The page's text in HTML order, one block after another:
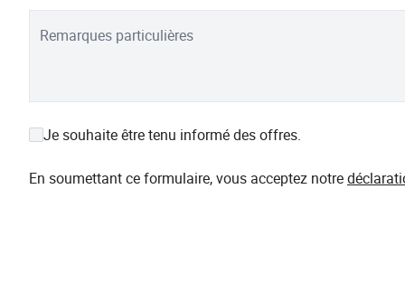
Remarques particulières
Je souhaite être tenu informé des offres.
En soumettant ce formulaire, vous acceptez notre